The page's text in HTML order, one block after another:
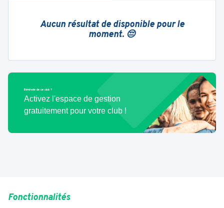
Aucun résultat de disponible pour le
moment. 😔
Bénévole de ce club ?
Activez l'espace de gestion
gratuitement pour votre club !
Fonctionnalités